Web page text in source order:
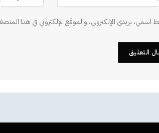
اسمي، بريدي الإلكتروني، والموقع الإلكتروني في هذا